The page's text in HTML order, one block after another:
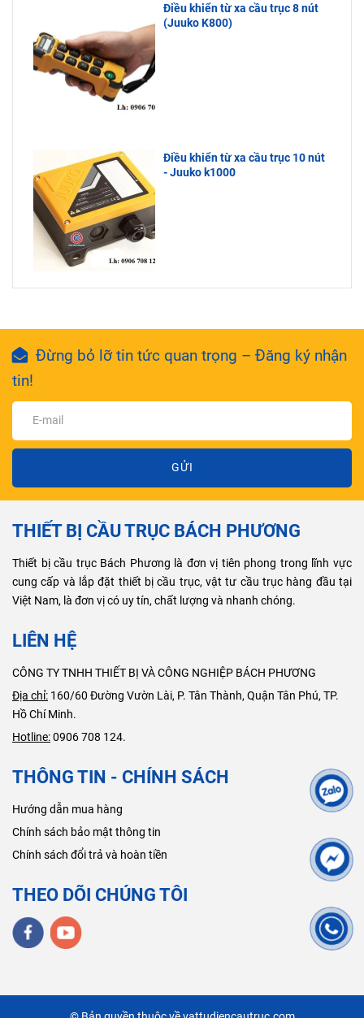
Điều khiển từ xa cầu trục 8 nút
(Juuko K800)
Điều khiển từ xa cầu trục 10 nút
- Juuko k1000
Đừng bỏ lỡ tin tức quan trọng – Đăng ký nhận
tin!
GỬI
THIẾT BỊ CẦU TRỤC BÁCH PHƯƠNG
Thiết bị cầu trục Bách Phương là đơn vị tiên phong trong lĩnh vực
cung cấp và lắp đặt thiết bị cầu trục, vật tư cầu trục hàng đầu tại
Việt Nam, là đơn vị có uy tín, chất lượng và nhanh chóng.
LIÊN HỆ
CÔNG TY TNHH THIẾT BỊ VÀ CÔNG NGHIỆP BÁCH PHƯƠNG
Địa chỉ: 160/60 Đường Vườn Lài, P. Tân Thành, Quận Tân Phú, TP.
Hồ Chí Minh.
Hotline:0906 708 124.
THÔNG TIN - CHÍNH SÁCH
Hướng dẫn mua hàng
Chính sách bảo mật thông tin
Chính sách đổi trả và hoàn tiền
THEO DÕI CHÚNG TÔI